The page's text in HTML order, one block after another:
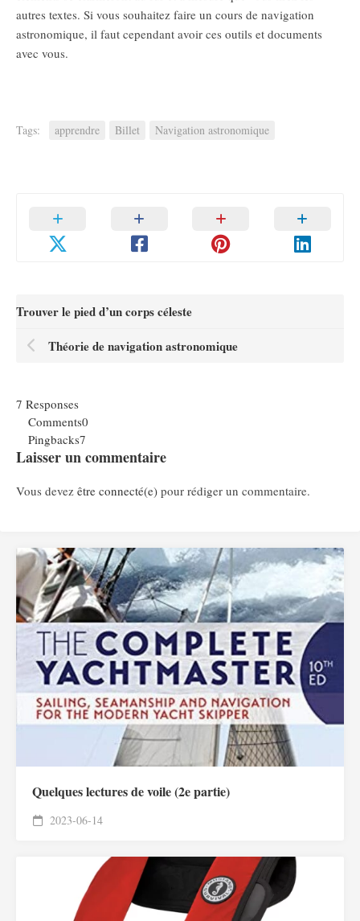
autres textes. Si vous souhaitez faire un cours de navigation
astronomique, il faut cependant avoir ces outils et documents
avec vous.
Tags: apprendre Billet Navigation astronomique
Trouver le pied d’un corps céleste
Théorie de navigation astronomique
7 Responses
Comments0
Pingbacks7
Laisser un commentaire
Vous devez être connecté(e) pour rédiger un commentaire.
Quelques lectures de voile (2e partie)
2023-06-14